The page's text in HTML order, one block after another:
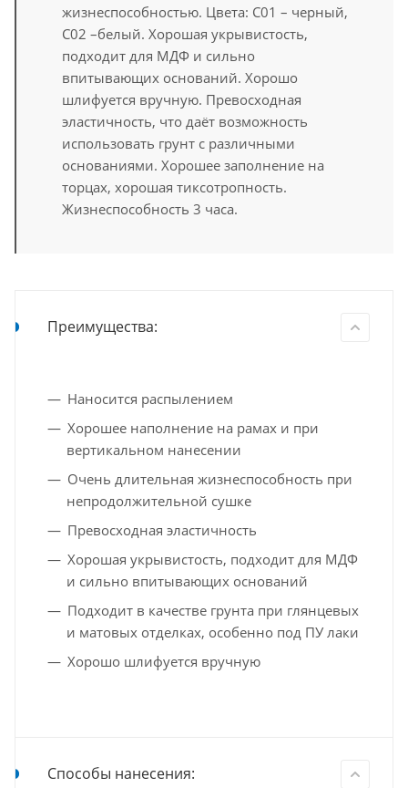
жизнеспособностью. Цвета: С01 – черный,
C02 –белый. Хорошая укрывистость,
подходит для МДФ и сильно
впитывающих оснований. Хорошо
шлифуется вручную. Превосходная
эластичность, что даёт возможность
использовать грунт с различными
основаниями. Хорошее заполнение на
торцах, хорошая тиксотропность.
Жизнеспособность 3 часа.
Преимущества:
Наносится распылением
Хорошее наполнение на рамах и при
вертикальном нанесении
Очень длительная жизнеспособность при
непродолжительной сушке
Превосходная эластичность
Хорошая укрывистость, подходит для МДФ
и сильно впитывающих оснований
Подходит в качестве грунта при глянцевых
и матовых отделках, особенно под ПУ лаки
Хорошо шлифуется вручную
Способы нанесения: